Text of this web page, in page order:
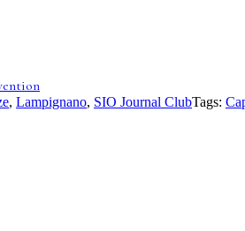
, Lampignano, SIO Journal ClubTags: